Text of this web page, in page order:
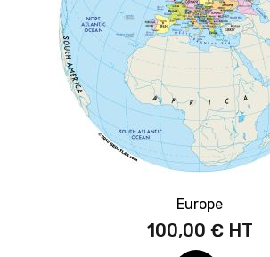
Europe
100,00 €